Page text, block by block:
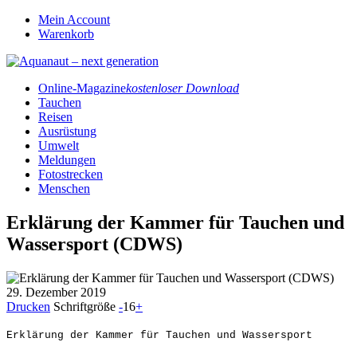
Mein Account
Warenkorb
Online-Magazinekostenloser Download
Tauchen
Reisen
Ausrüstung
Umwelt
Meldungen
Fotostrecken
Menschen
Erklärung der Kammer für Tauchen und
Wassersport (CDWS)
29. Dezember 2019
Drucken Schriftgröße -16+
Erklärung der Kammer für Tauchen und Wassersport